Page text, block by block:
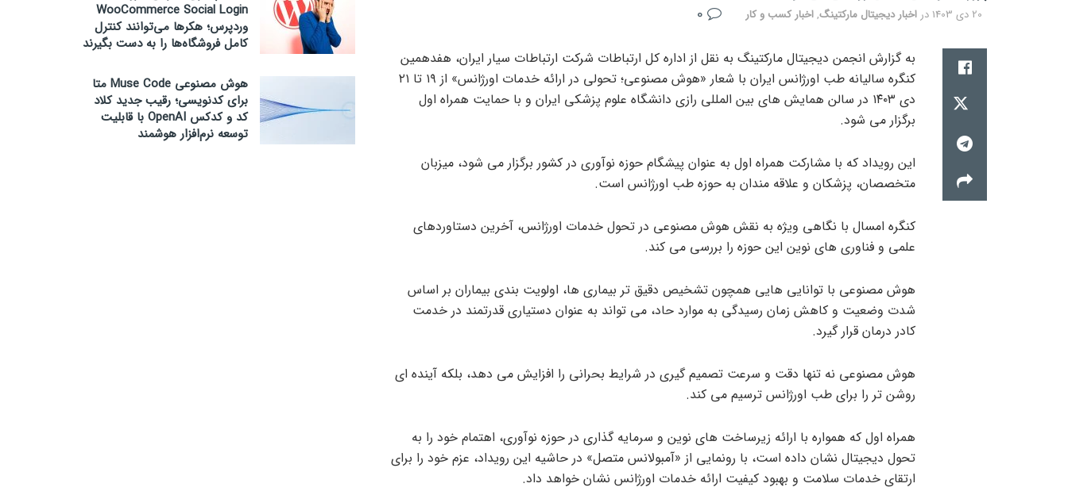
20 دی 1403 در اخبار دیجیتال مارکتینگ,اخبار کسب و کار
به گزارش انجمن دیجیتال مارکتینگ به نقل از اداره کل ارتباطات شرکت ارتباطات سیار ایران، هفدهمین
کنگره سالیانه طب اورژانس ایران با شعار «هوش مصنوعی؛ تحولی در ارائه خدمات اورژانس» از ۱۹ تا ۲۱
دی ۱۴۰۳ در سالن همایش های بین المللی رازی دانشگاه علوم پزشکی ایران و با حمایت همراه اول
برگزار می شود.
این رویداد که با مشارکت همراه اول به عنوان پیشگام حوزه نوآوری در کشور برگزار می شود، میزبان
متخصصان، پزشکان و علاقه مندان به حوزه طب اورژانس است.
کنگره امسال با نگاهی ویژه به نقش هوش مصنوعی در تحول خدمات اورژانس، آخرین دستاوردهای
علمی و فناوری های نوین این حوزه را بررسی می کند.
هوش مصنوعی با توانایی هایی همچون تشخیص دقیق تر بیماری ها، اولویت بندی بیماران بر اساس
شدت وضعیت و کاهش زمان رسیدگی به موارد حاد، می تواند به عنوان دستیاری قدرتمند در خدمت
کادر درمان قرار گیرد.
هوش مصنوعی نه تنها دقت و سرعت تصمیم گیری در شرایط بحرانی را افزایش می دهد، بلکه آینده ای
روشن تر را برای طب اورژانس ترسیم می کند.
همراه اول که همواره با ارائه زیرساخت های نوین و سرمایه گذاری در حوزه نوآوری، اهتمام خود را به
تحول دیجیتال نشان داده است، با رونمایی از «آمبولانس متصل» در حاشیه این رویداد، عزم خود را برای
ارتقای خدمات سلامت و بهبود کیفیت ارائه خدمات اورژانس نشان خواهد داد.
WooCommerce Social Login
وردپرس؛ هکرها می‌توانند کنترل
کامل فروشگاه‌ها را به دست بگیرند
هوش مصنوعی Muse Code متا
برای کدنویسی؛ رقیب جدید کلاد
کد و کدکس OpenAI با قابلیت
توسعه نرم‌افزار هوشمند